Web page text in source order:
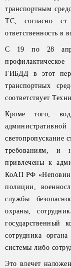
транспортным
ТС, согласно
ответственность в
С 19 по 28
ГИБДД в этот
транспортных
соответствует
Кроме того,
светопропускание
требованиям, и
привлечены к
КоАП РФ
полиции,
службы
охраны,
государственный
сотрудника
системы либо
Это влечет